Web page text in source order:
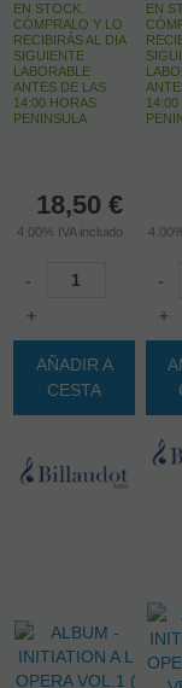
EN STOCK.
CÓMPRALO Y LO
RECIBIRÁS AL DIA
SIGUIENTE
LABORABLE
ANTES DE LAS
14:00 HORAS
PENINSULA
18,50 €
4.00% IVA incluido
-
+
AÑADIR A
CESTA
EN
14:00
-
+